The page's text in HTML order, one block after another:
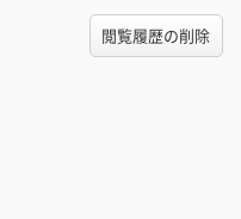
閲覧履歴の削除